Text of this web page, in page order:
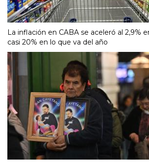
La inflación en CABA se aceleró al 2,9%
casi 20% en lo que va del año